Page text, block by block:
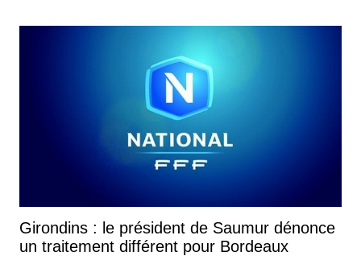
Girondins : le président de Saumur dénonce
un traitement différent pour Bordeaux